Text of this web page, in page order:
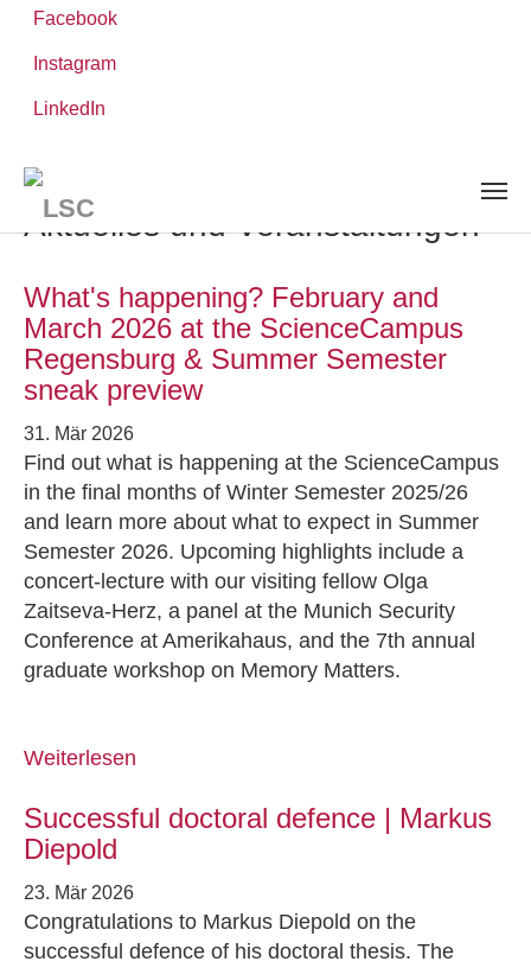
Facebook
Instagram
LinkedIn
Leibniz-WissenschaftsCampus
Aktuelles und Veranstaltungen
What's happening? February and
March 2026 at the ScienceCampus
Regensburg & Summer Semester
sneak preview
31. Mär 2026
Find out what is happening at the ScienceCampus
in the final months of Winter Semester 2025/26
and learn more about what to expect in Summer
Semester 2026. Upcoming highlights include a
concert-lecture with our visiting fellow Olga
Zaitseva-Herz, a panel at the Munich Security
Conference at Amerikahaus, and the 7th annual
graduate workshop on Memory Matters.
Weiterlesen
Successful doctoral defence | Markus
Diepold
23. Mär 2026
Congratulations to Markus Diepold on the
successful defence of his doctoral thesis. The